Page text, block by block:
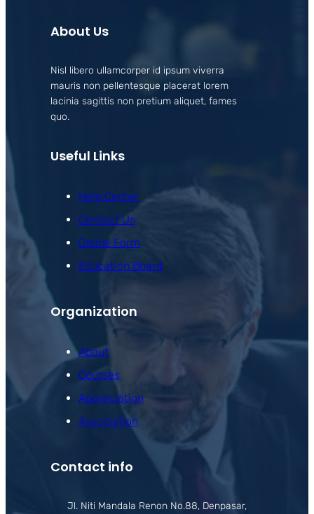
About Us
Nisl libero ullamcorper id ipsum viverra
mauris non pellentesque placerat lorem
lacinia sagittis non pretium aliquet, fames
quo.
Useful Links
Help Center
Contact Us
Online Form
Education Board
Organization
About
Courses
Appreciation
Association
Contact info
Jl. Niti Mandala Renon No.88, Denpasar,